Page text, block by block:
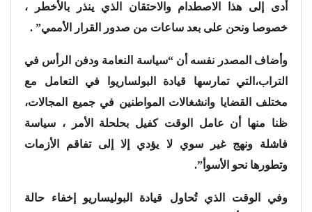
أدى إلى هذا الاصطدام والاحتقان الذي ينذر بالأخطر ،
خصوصا ونحن على بعد ساعات من صدور القرار الأممي” .
وأضاف المصدر نفسه أن “سياسة النعامة ودفن الرأس في
التراب،التي تمارسها قيادة البولساريوا في التعامل مع
مختلف القضايا وانشغالات المواطنين في جميع المجالات،
ظنا منها أن عامل الوقت كفيل بحلحلة الأمر ، سياسة
فاشلة ونهج غير سوي لا يؤدي إلا إلى تفاقم الأزمات
وتطورها نحو الأسوأ”.
وفي الوقت الذي تُحاول قيادة البوليساريو إخفاء حالة